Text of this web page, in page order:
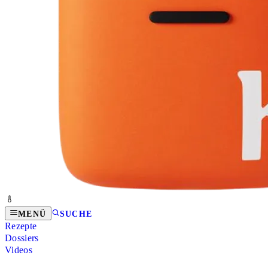
MENÜ SUCHE
Rezepte
Dossiers
Videos